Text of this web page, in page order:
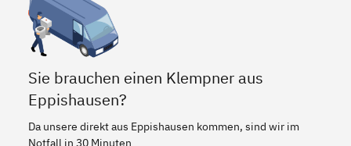
Sie brauchen einen Klempner aus
Eppishausen?
Da unsere direkt aus Eppishausen kommen, sind wir im
Notfall in 30 Minuten